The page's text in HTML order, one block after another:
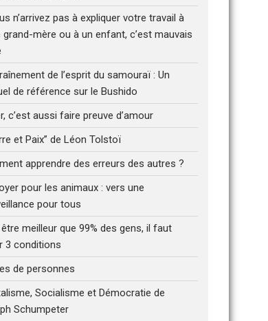
n’arrivez pas à expliquer votre travail à
grand-mère ou à un enfant, c’est mauvais
de l’esprit du samouraï : Un
de référence sur le Bushido
c’est aussi faire preuve d’amour
et Paix” de Léon Tolstoï
apprendre des erreurs des autres ?
pour les animaux : vers une
pour tous
meilleur que 99% des gens, il faut
3 conditions
de personnes
Socialisme et Démocratie de
Schumpeter